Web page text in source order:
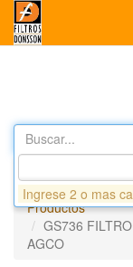
Buscar...
Productos
GS736
AGCO
Ingrese 2 o mas